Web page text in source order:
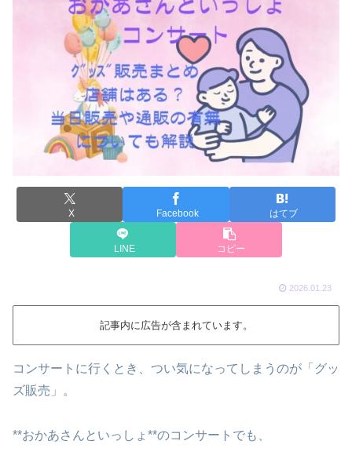
X Facebook はてブ
LINE コピー
2026.01.23
記事内に広告が含まれています。
コンサートに行くとき、つい気になってしまうのが「グッ
ズ販売」。
**おかあさんといっしょ**のコンサートでも、